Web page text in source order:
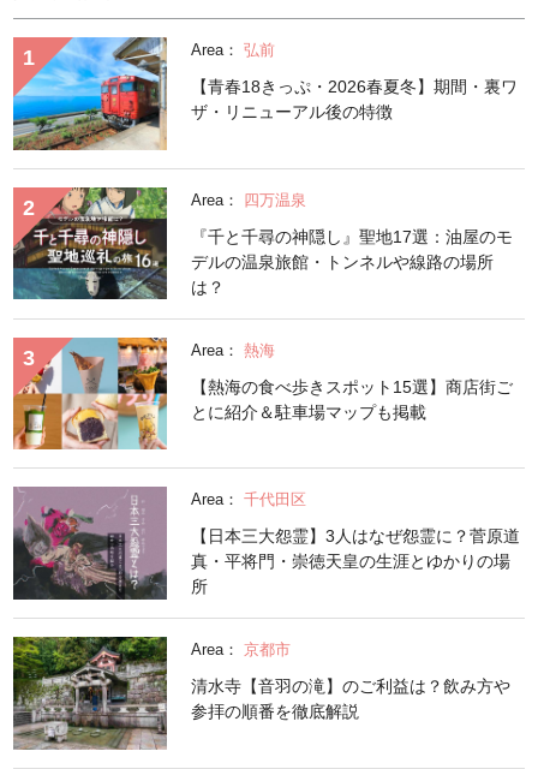
Area： 弘前
【青春18きっぷ・2026春夏冬】期間・裏ワ
ザ・リニューアル後の特徴
Area： 四万温泉
『千と千尋の神隠し』聖地17選：油屋のモ
デルの温泉旅館・トンネルや線路の場所
は？
Area： 熱海
【熱海の食べ歩きスポット15選】商店街ご
とに紹介＆駐車場マップも掲載
Area： 千代田区
【日本三大怨霊】3人はなぜ怨霊に？菅原道
真・平将門・崇徳天皇の生涯とゆかりの場
所
Area： 京都市
清水寺【音羽の滝】のご利益は？飲み方や
参拝の順番を徹底解説